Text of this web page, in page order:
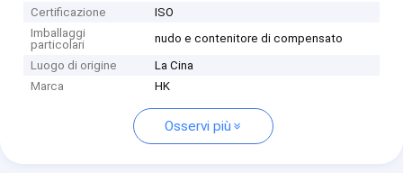
Certificazione
ISO
Imballaggi
particolari
nudo e contenitore di compensato
Luogo di origine
La Cina
Marca
HK
Osservi più